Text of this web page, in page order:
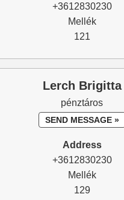
+3612830230
Mellék
121
Lerch Brigitta
pénztáros
SEND MESSAGE »
Address
+3612830230
Mellék
129